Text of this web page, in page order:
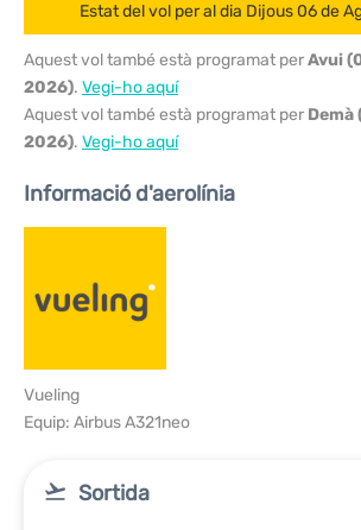
Estat del vol per al dia Dijous 06 de
Aquest vol també està programat perAvui
2026). Vegi-ho aquí
Aquest vol també està programat per Demà
2026). Vegi-ho aquí
Informació d'aerolínia
Vueling
Equip: Airbus A321neo
Sortida